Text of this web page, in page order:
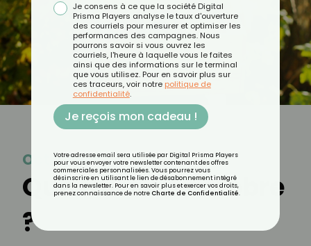
Octobre
Que faire en octobre
?
Je consens à ce que la société Digital
Prisma Players analyse le taux d'ouverture
des courriels pour mesurer et optimiser les
performances des campagnes. Nous
pourrons savoir si vous ouvrez les
courriels, l'heure à laquelle vous le faites
ainsi que des informations sur le terminal
que vous utilisez. Pour en savoir plus sur
ces traceurs, voir notre politique de
confidentialité.
Je reçois mon cadeau !
Votre adresse email sera utilisée par Digital Prisma Players
pour vous envoyer votre newsletter contenant des offres
commerciales personnalisées. Vous pourrez vous
désinscrire en utilisant le lien de désabonnement intégré
dans la newsletter. Pour en savoir plus et exercer vos droits,
prenez connaissance de notre Charte de Confidentialité.